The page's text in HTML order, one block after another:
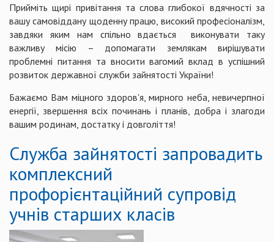
Прийміть щирі привітання та слова глибокої вдячності за
вашу самовіддану щоденну працю, високий професіоналізм,
завдяки яким нам спільно вдається виконувати таку
важливу місію – допомагати землякам вирішувати
проблемні питання та вносити вагомий вклад в успішний
розвиток державної служби зайнятості України!
Бажаємо Вам міцного здоров'я, мирного неба, невичерпної
енергії, звершення всіх починань і планів, добра і злагоди
вашим родинам, достатку і довголіття!
Cлужба зайнятості запровадить
комплексний
профорієнтаційний супровід
учнів старших класів